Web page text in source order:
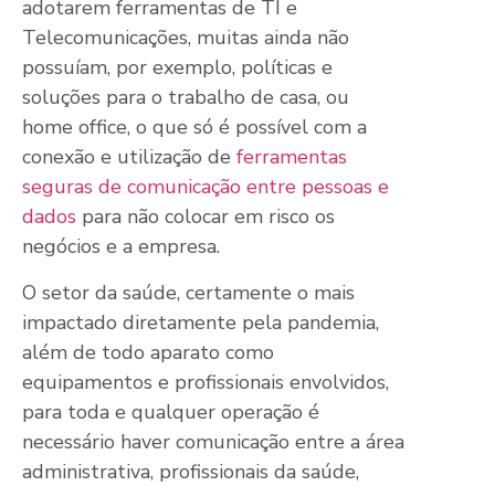
adotarem ferramentas de TI e
Telecomunicações, muitas ainda não
possuíam, por exemplo, políticas e
soluções para o trabalho de casa, ou
home office, o que só é possível com a
conexão e utilização de ferramentas
seguras de comunicação entre pessoas e
dados para não colocar em risco os
negócios e a empresa.
O setor da saúde, certamente o mais
impactado diretamente pela pandemia,
além de todo aparato como
equipamentos e profissionais envolvidos,
para toda e qualquer operação é
necessário haver comunicação entre a área
administrativa, profissionais da saúde,